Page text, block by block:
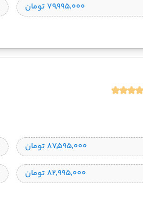
۷۹٬۹۹۵٬۰۰۰ تومان
۸۷٬۵۹۵٬۰۰۰ تومان
۸۲٬۹۹۵٬۰۰۰ تومان